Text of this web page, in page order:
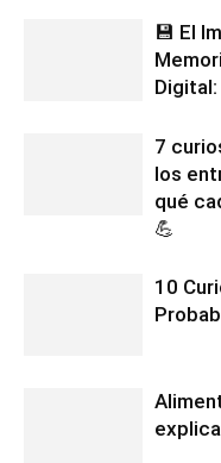
💾 El
Digital:
7
los
qué
💪
10